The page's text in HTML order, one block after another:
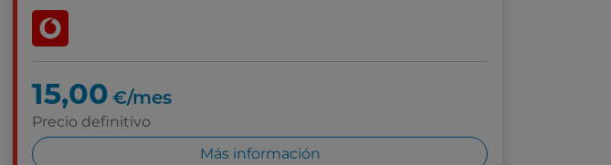
15,00 €/mes
Precio definitivo
Más información